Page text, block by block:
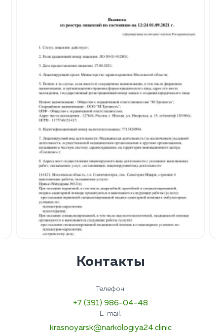
Контакты
Телефон:
+7 (391) 986-04-48
E-mail:
krasnoyarsk@narkologiya24.clinic